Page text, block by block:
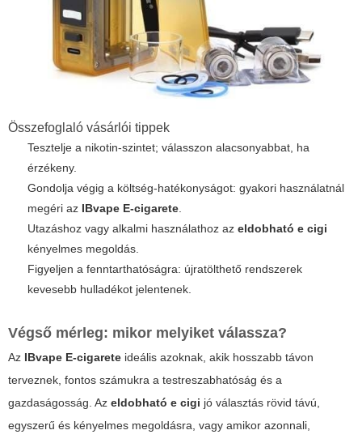
Összefoglaló vásárlói tippek
Tesztelje a nikotin-szintet; válasszon alacsonyabbat, ha
érzékeny.
Gondolja végig a költség-hatékonyságot: gyakori használatnál
megéri az IBvape E-cigarete
Utazáshoz vagy alkalmi használathoz az eldobható e cigi
kényelmes megoldás.
Figyeljen a fenntarthatóságra: újratölthető rendszerek
kevesebb hulladékot jelentenek.
Végső mérleg: mikor melyiket válassza?
Az IBvape E-cigarete ideális azoknak, akik hosszabb távon
terveznek, fontos számukra a testreszabhatóság és a
gazdaságosság. Az eldobható e cigi jó választás rövid távú,
egyszerű és kényelmes megoldásra, vagy amikor azonnali,